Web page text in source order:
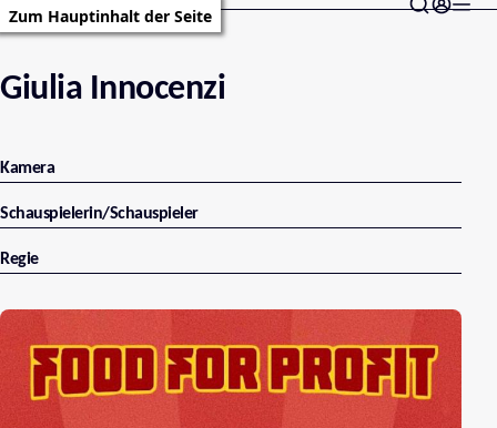
Zum Hauptinhalt der Seite
Giulia Innocenzi
Kamera
Schauspielerin/Schauspieler
Regie